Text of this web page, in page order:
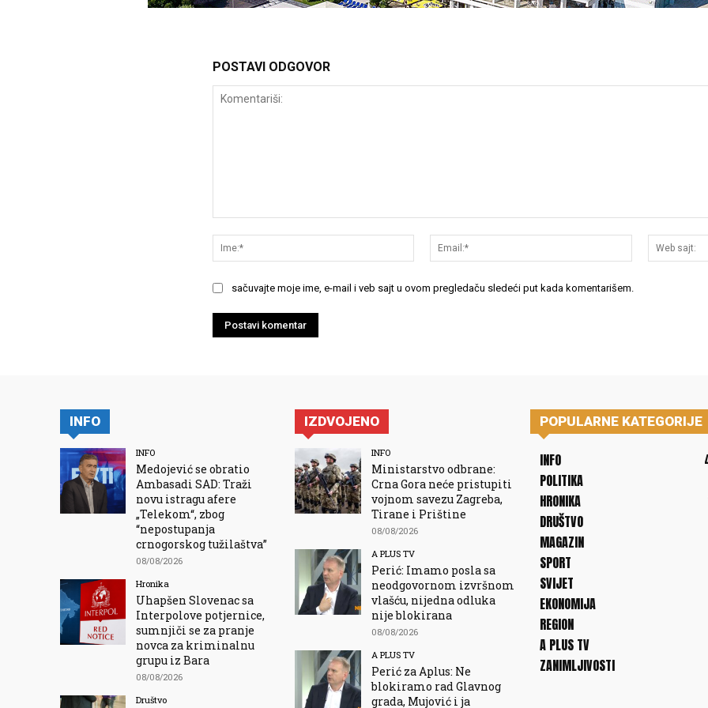
POSTAVI ODGOVOR
Ime:*
Email:*
sačuvajte moje ime, e-mail i veb sajt u ovom pregledaču sledeći put kada komentarišem.
INFO
INFO
Medojević se obratio
Ambasadi SAD: Traži
novu istragu afere
„Telekom“, zbog
“nepostupanja
crnogorskog tužilaštva”
08/08/2026
Hronika
Uhapšen Slovenac sa
Interpolove potjernice,
sumnjiči se za pranje
novca za kriminalnu
grupu iz Bara
08/08/2026
Društvo
IZDVOJENO
INFO
Ministarstvo odbrane:
Crna Gora neće pristupiti
vojnom savezu Zagreba,
Tirane i Prištine
08/08/2026
A PLUS TV
Perić: Imamo posla sa
neodgovornom izvršnom
vlašću, nijedna odluka
nije blokirana
08/08/2026
A PLUS TV
Perić za Aplus: Ne
blokiramo rad Glavnog
grada, Mujović i ja
POPULARNE KATEGORIJE
INFO
POLITIKA
HRONIKA
DRUŠTVO
MAGAZIN
SPORT
SVIJET
EKONOMIJA
REGION
A PLUS TV
ZANIMLJIVOSTI